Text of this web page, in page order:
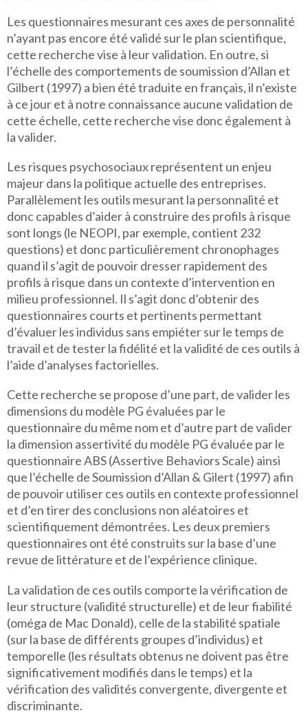
Les questionnaires mesurant ces axes de personnalité
n’ayant pas encore été validé sur le plan scientifique,
cette recherche vise à leur validation. En outre, si
l’échelle des comportements de soumission d’Allan et
Gilbert (1997) a bien été traduite en français, il n’existe
à ce jour et à notre connaissance aucune validation de
cette échelle, cette recherche vise donc également à
la valider.
Les risques psychosociaux représentent un enjeu
majeur dans la politique actuelle des entreprises.
Parallèlement les outils mesurant la personnalité et
donc capables d’aider à construire des profils à risque
sont longs (le NEOPI, par exemple, contient 232
questions) et donc particulièrement chronophages
quand il s’agit de pouvoir dresser rapidement des
profils à risque dans un contexte d’intervention en
milieu professionnel. Il s’agit donc d’obtenir des
questionnaires courts et pertinents permettant
d’évaluer les individus sans empiéter sur le temps de
travail et de tester la fidélité et la validité de ces outils à
l’aide d’analyses factorielles.
Cette recherche se propose d’une part, de valider les
dimensions du modèle PG évaluées par le
questionnaire du même nom et d’autre part de valider
la dimension assertivité du modèle PG évaluée par le
questionnaire ABS (Assertive Behaviors Scale) ainsi
que l’échelle de Soumission d’Allan & Gilert (1997) afin
de pouvoir utiliser ces outils en contexte professionnel
et d’en tirer des conclusions non aléatoires et
scientifiquement démontrées. Les deux premiers
questionnaires ont été construits sur la base d’une
revue de littérature et de l’expérience clinique.
La validation de ces outils comporte la vérification de
leur structure (validité structurelle) et de leur fiabilité
(oméga de Mac Donald), celle de la stabilité spatiale
(sur la base de différents groupes d’individus) et
temporelle (les résultats obtenus ne doivent pas être
significativement modifiés dans le temps) et la
vérification des validités convergente, divergente et
discriminante.